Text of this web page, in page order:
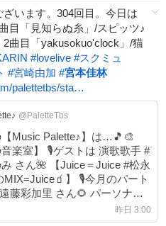
います。304回目。今日は
目「見知らぬ糸」/スピッツ♪
曲目「yakusokuo'clock」/猫
#lovelive #スクミュ
#宮崎由加 #宮本佳林
palettetbs/sta…
@PaletteTbs
Music Palette♪】は…🎵🎨
音楽室】 🎙️ゲストは 演歌歌手 #
【Juice＝Juice #松永
MIX=Juice🧃】 🎙️今月のパート
彩加里 さん🌻 パーソナリ
ト
昨日 3:00